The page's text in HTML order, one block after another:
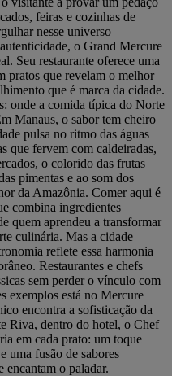
feiras e cozinhas de
nesse universo
o Grand Mercure
Seu restaurante oferece uma
pratos que revelam o melhor
que é marca da cidade.
onde a comida típica do Norte
Manaus, o sabor tem cheiro
pulsa no ritmo das águas
que fervem com caldeiradas,
o colorido das frutas
pimentas e ao som dos
da Amazônia. Comer aqui é
combina ingredientes
quem aprendeu a transformar
culinária. Mas a cidade
reflete essa harmonia
Restaurantes e chefs
sem perder o vínculo com
exemplos está no Mercure
encontra a sofisticação da
Riva, dentro do hotel, o Chef
em cada prato: um toque
uma fusão de sabores
encantam o paladar.